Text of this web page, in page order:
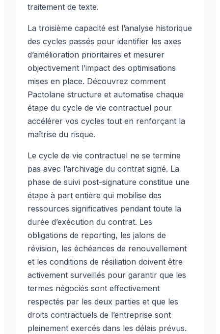
traitement de texte.
La troisième capacité est l’analyse historique
des cycles passés pour identifier les axes
d’amélioration prioritaires et mesurer
objectivement l’impact des optimisations
mises en place. Découvrez comment
Pactolane structure et automatise chaque
étape du cycle de vie contractuel pour
accélérer vos cycles tout en renforçant la
maîtrise du risque.
Le cycle de vie contractuel ne se termine
pas avec l’archivage du contrat signé. La
phase de suivi post-signature constitue une
étape à part entière qui mobilise des
ressources significatives pendant toute la
durée d’exécution du contrat. Les
obligations de reporting, les jalons de
révision, les échéances de renouvellement
et les conditions de résiliation doivent être
activement surveillés pour garantir que les
termes négociés sont effectivement
respectés par les deux parties et que les
droits contractuels de l’entreprise sont
pleinement exercés dans les délais prévus.